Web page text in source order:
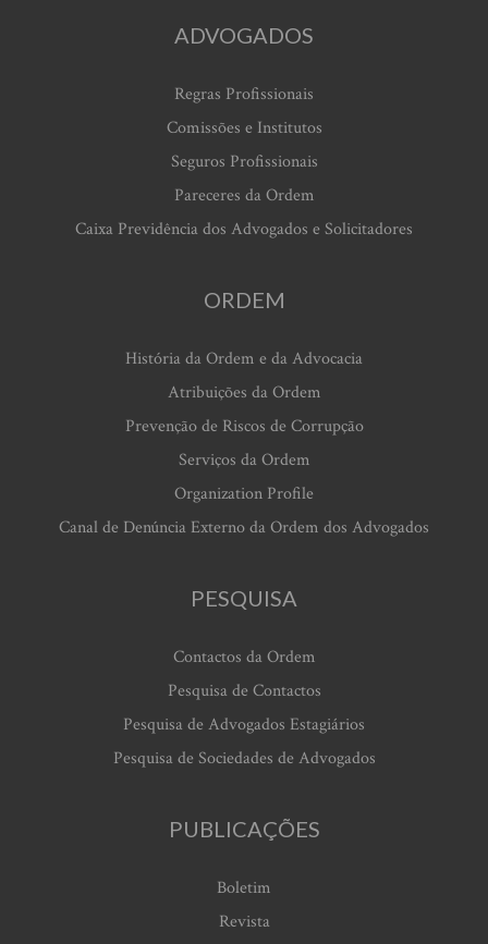
ADVOGADOS
Regras Profissionais
Comissões e Institutos
Seguros Profissionais
Pareceres da Ordem
Caixa Previdência dos Advogados e Solicitadores
ORDEM
História da Ordem e da Advocacia
Atribuições da Ordem
Prevenção de Riscos de Corrupção
Serviços da Ordem
Organization Profile
Canal de Denúncia Externo da Ordem dos Advogados
PESQUISA
Contactos da Ordem
Pesquisa de Contactos
Pesquisa de Advogados Estagiários
Pesquisa de Sociedades de Advogados
PUBLICAÇÕES
Boletim
Revista